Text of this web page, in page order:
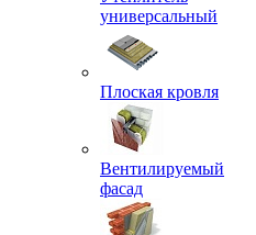
универсальный
Плоская кровля
Вентилируемый
фасад